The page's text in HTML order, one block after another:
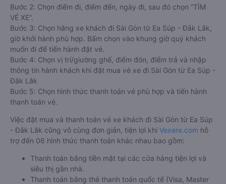
Bước 2: Chọn điểm đi, điểm đến, ngày đi, sau đó chọn “TÌM
VÉ XE”.
Bước 3: Chọn hãng xe khách đi Sài Gòn từ Ea Súp - Đắk Lắk,
giờ khởi hành phù hợp. Bấm chọn vào khung giờ quý khách
muốn đi để tiến hành đặt vé.
Bước 4: Chọn vị trí/giường ghế, điểm đón, điểm trả và nhập
thông tin hành khách khi đặt mua vé xe đi Sài Gòn từ Ea Súp -
Đắk Lắk
Bước 5: Chọn hình thức thanh toán vé phù hợp và tiến hành
thanh toán vé.
Việc đặt mua và thanh toán vé xe khách đi Sài Gòn từ Ea Súp
- Đắk Lắk cũng vô cùng đơn giản, tiện lợi khi Vexere.com hỗ
trợ đến 06 hình thức thanh toán khác nhau bao gồm:
Thanh toán bằng tiền mặt tại các cửa hàng tiện lợi và
siêu thị gần nhà.
Thanh toán bằng thẻ thanh toán quốc tế (Visa, Master